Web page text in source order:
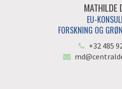
MATHILDE
EU-
FORSKNING OG
+32 485